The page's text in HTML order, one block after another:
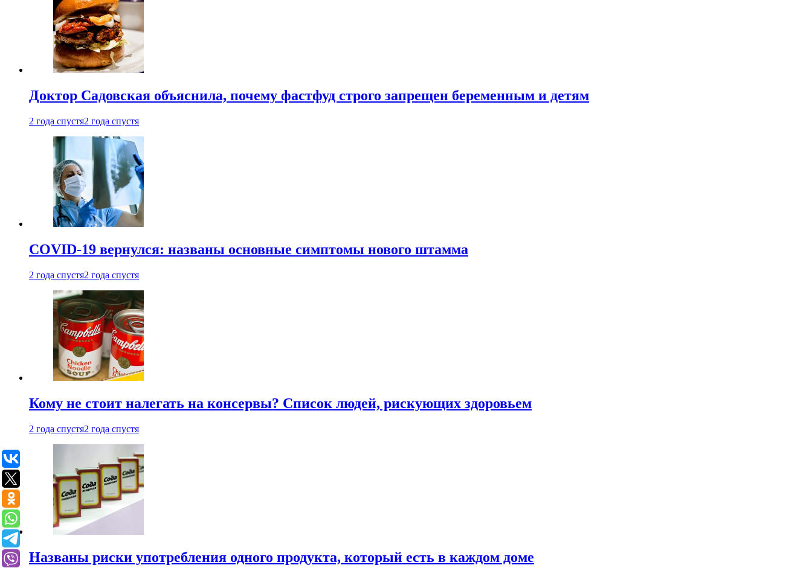
Доктор Садовская объяснила, почему фастфуд строго запрещен беременным и детям
2 года спустя2 года спустя
COVID-19 вернулся: названы основные симптомы нового штамма
2 года спустя2 года спустя
Кому не стоит налегать на консервы? Список людей, рискующих здоровьем
2 года спустя2 года спустя
Названы риски употребления одного продукта, который есть в каждом доме